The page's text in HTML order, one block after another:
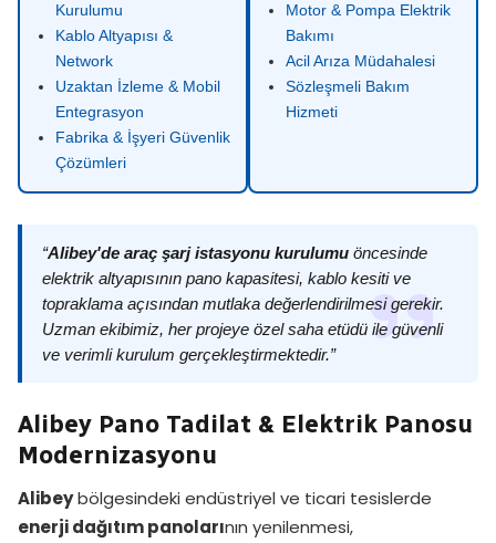
Kurulumu
Kablo Altyapısı &
Network
Uzaktan İzleme & Mobil
Entegrasyon
Fabrika & İşyeri Güvenlik
Çözümleri
Motor & Pompa Elektrik
Bakımı
Acil Arıza Müdahalesi
Sözleşmeli Bakım
Hizmeti
“Alibey'de araç şarj istasyonu kurulumu öncesinde
elektrik altyapısının pano kapasitesi, kablo kesiti ve
topraklama açısından mutlaka değerlendirilmesi gerekir.
Uzman ekibimiz, her projeye özel saha etüdü ile güvenli
ve verimli kurulum gerçekleştirmektedir.”
Alibey Pano Tadilat & Elektrik Panosu
Modernizasyonu
Alibeybölgesindeki endüstriyel ve ticari tesislerde
enerji dağıtım panolarının yenilenmesi,